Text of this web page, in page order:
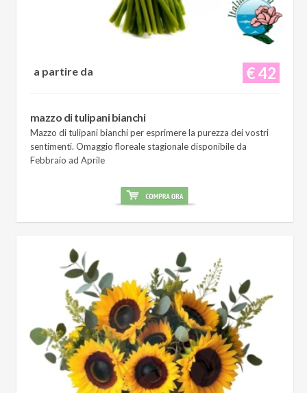
€ 42
a partire da
mazzo di tulipani bianchi
Mazzo di tulipani bianchi per esprimere la purezza dei vostri
sentimenti. Omaggio floreale stagionale disponibile da
Febbraio ad Aprile